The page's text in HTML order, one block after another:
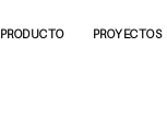
PRODUCTO PROYECTOS